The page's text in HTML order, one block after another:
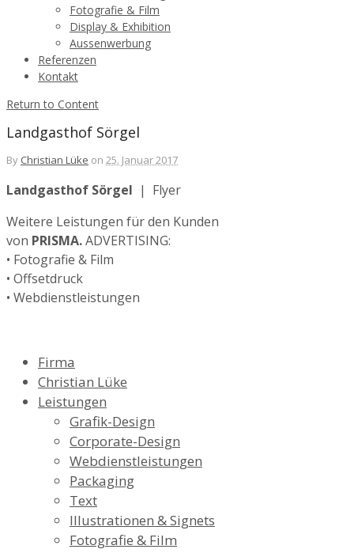
Fotografie & Film
Display & Exhibition
Aussenwerbung
Referenzen
Kontakt
Return to Content
Landgasthof Sörgel
By Christian Lüke on 25. Januar 2017
Landgasthof Sörgel | Flyer
Weitere Leistungen für den Kunden
von PRISMA.ADVERTISING:
• Fotografie & Film
• Offsetdruck
• Webdienstleistungen
Firma
Christian Lüke
Leistungen
Grafik-Design
Corporate-Design
Webdienstleistungen
Packaging
Text
Illustrationen & Signets
Fotografie & Film